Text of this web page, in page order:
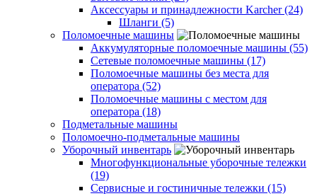
Аксессуары и принадлежности Karcher (24)
Шланги (5)
Поломоечные машины
Аккумуляторные поломоечные машины (55)
Сетевые поломоечные машины (17)
Поломоечные машины без места для
оператора (52)
Поломоечные машины с местом для
оператора (18)
Подметальные машины
Поломоечно-подметальные машины
Уборочный инвентарь
Многофункциональные уборочные тележки
(19)
Сервисные и гостиничные тележки (15)